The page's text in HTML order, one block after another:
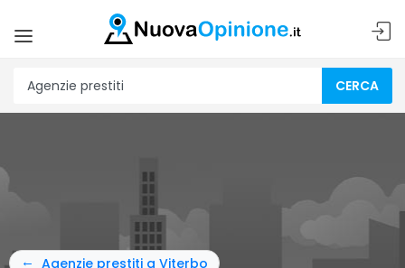
CERCA
Agenzie prestiti a Viterbo